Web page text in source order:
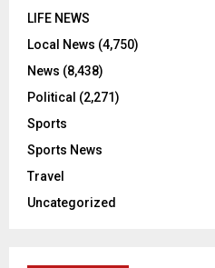
LIFE NEWS
Local News (4,750)
News (8,438)
Political (2,271)
Sports
Sports News
Travel
Uncategorized